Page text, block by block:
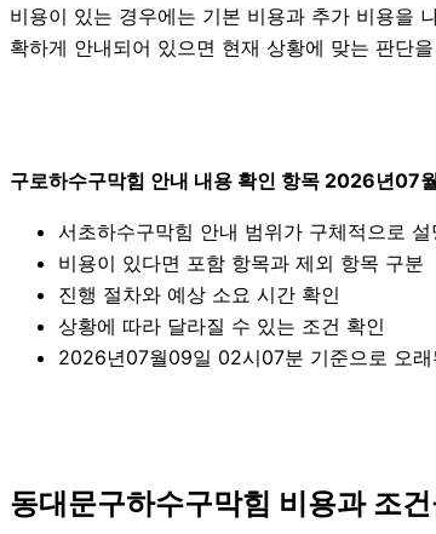
비용이 있는 경우에는 기본 비용과 추가 비용을
확하게 안내되어 있으면 현재 상황에 맞는 판단
구로하수구막힘 안내 내용 확인 항목 2026년07
서초하수구막힘 안내 범위가 구체적으로
비용이 있다면 포함 항목과 제외 항목 구분
진행 절차와 예상 소요 시간 확인
상황에 따라 달라질 수 있는 조건 확인
2026년07월09일 02시07분 기준으로 오래
동대문구하수구막힘 비용과 조